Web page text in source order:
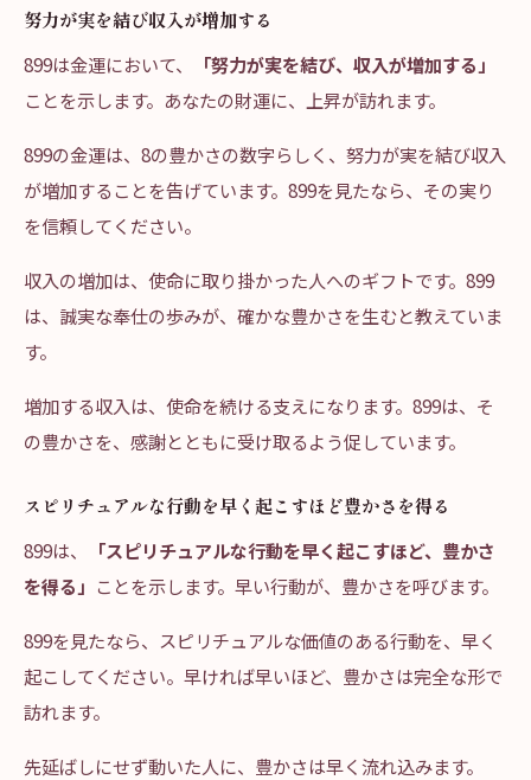
努力が実を結び収入が増加する
899は金運において、
「努力が実を結び、収入が増加する」
ことを示します。あなたの財運に、上昇が訪れます。
899の金運は、8の豊かさの数字らしく、努力が実を結び収入
が増加することを告げています。899を見たなら、その実り
を信頼してください。
収入の増加は、使命に取り掛かった人へのギフトです。899
は、誠実な奉仕の歩みが、確かな豊かさを生むと教えていま
す。
増加する収入は、使命を続ける支えになります。899は、そ
の豊かさを、感謝とともに受け取るよう促しています。
スピリチュアルな行動を早く起こすほど豊かさを得る
899は、
「スピリチュアルな行動を早く起こすほど、豊かさ
を得る」 ことを示します。早い行動が、豊かさを呼びます。
899を見たなら、スピリチュアルな価値のある行動を、早く
起こしてください。早ければ早いほど、豊かさは完全な形で
訪れます。
先延ばしにせず動いた人に、豊かさは早く流れ込みます。